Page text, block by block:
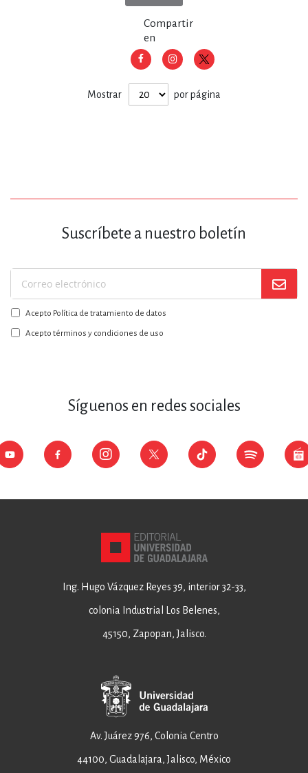
Compartir
en
Mostrar por página
Suscríbete a nuestro boletín
Suscríbase
a
nuestro
boletín:
Acepto Política de tratamiento de datos
Acepto términos y condiciones de uso
Síguenos en redes sociales
Ing. Hugo Vázquez Reyes 39, interior 32-33,
colonia Industrial Los Belenes,
45150, Zapopan, Jalisco.
Av. Juárez 976, Colonia Centro
44100, Guadalajara, Jalisco, México